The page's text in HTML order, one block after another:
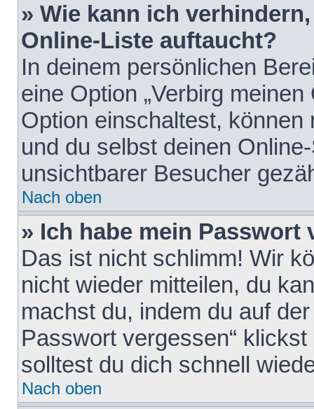
» Wie kann ich
Online-Liste auftaucht?
In deinem persönlichen
eine Option „Verbirg
Option einschaltest,
und du selbst deinen
unsichtbarer Besucher
Nach oben
» Ich habe mein Passwort
Das ist nicht schlimm! Wir
nicht wieder mitteilen, du
machst du, indem du auf
Passwort vergessen“
solltest du dich schnell
Nach oben